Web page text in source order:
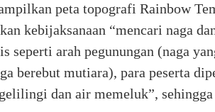
peta topografi Rainbow
kebijaksanaan “mencari naga
arah pegunungan (naga
berebut mutiara), para peserta
dan air memeluk”,